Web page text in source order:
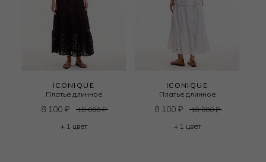
ICONIQUE
Платье длинное
8 100 ₽ 18 000₽
+ 1 цвет
ICONIQUE
Платье длинное
8 100 ₽ 18 000₽
+ 1 цвет